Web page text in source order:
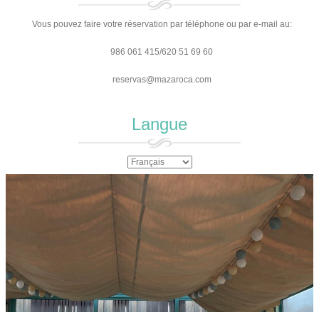
Vous pouvez faire votre réservation par téléphone ou par e-mail au:
986 061 415/620 51 69 60
reservas@mazaroca.com
Langue